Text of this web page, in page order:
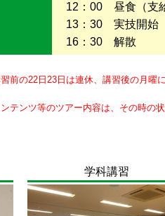
12：00 昼食（支
13：30 実技開始
16：30 解散
前の22日23日は連休、講習後の月曜
テンツ等のツアー内容は、その時の
学科講習